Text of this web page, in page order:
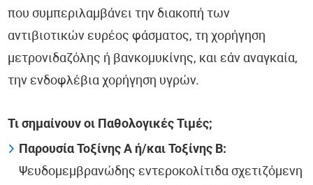
που συμπεριλαμβάνει την διακοπή των
αντιβιοτικών ευρέος φάσματος, τη χορήγηση
μετρονιδαζόλης ή βανκομυκίνης, και εάν αναγκαία,
την ενδοφλέβια χορήγηση υγρών.
Τι σημαίνουν οι Παθολογικές Τιμές;
Παρουσία Τοξίνης Α ή/και Τοξίνης Β:
Ψευδομεμβρανώδης εντεροκολίτιδα σχετιζόμενη